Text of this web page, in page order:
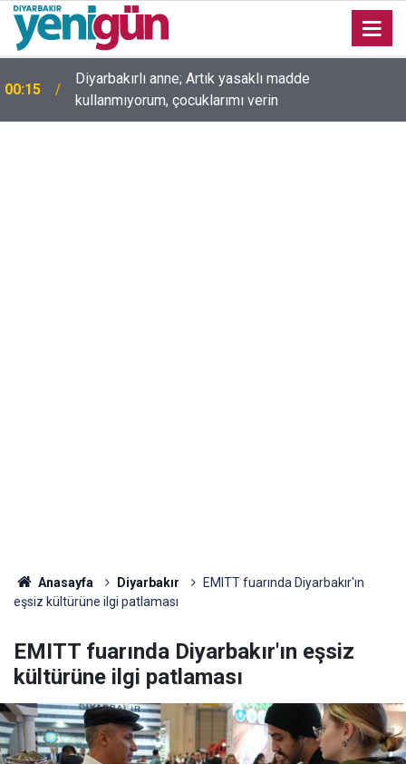
00:05 Mesut Çokur yazdı; Gelecek Yolda mı Kaldı?
Anasayfa Diyarbakır
EMITT fuarında Diyarbakır'ın
eşsiz kültürüne ilgi patlaması
EMITT fuarında Diyarbakır'ın eşsiz
kültürüne ilgi patlaması